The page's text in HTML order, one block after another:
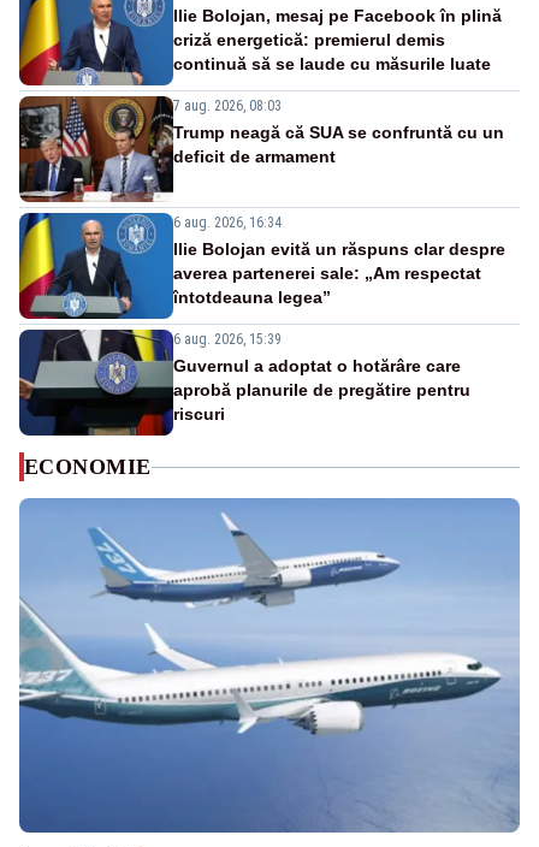
Ilie Bolojan, mesaj pe Facebook în plină
criză energetică: premierul demis
continuă să se laude cu măsurile luate
7 aug. 2026, 08:03
Trump neagă că SUA se confruntă cu un
deficit de armament
6 aug. 2026, 16:34
Ilie Bolojan evită un răspuns clar despre
averea partenerei sale: „Am respectat
întotdeauna legea”
6 aug. 2026, 15:39
Guvernul a adoptat o hotărâre care
aprobă planurile de pregătire pentru
riscuri
ECONOMIE